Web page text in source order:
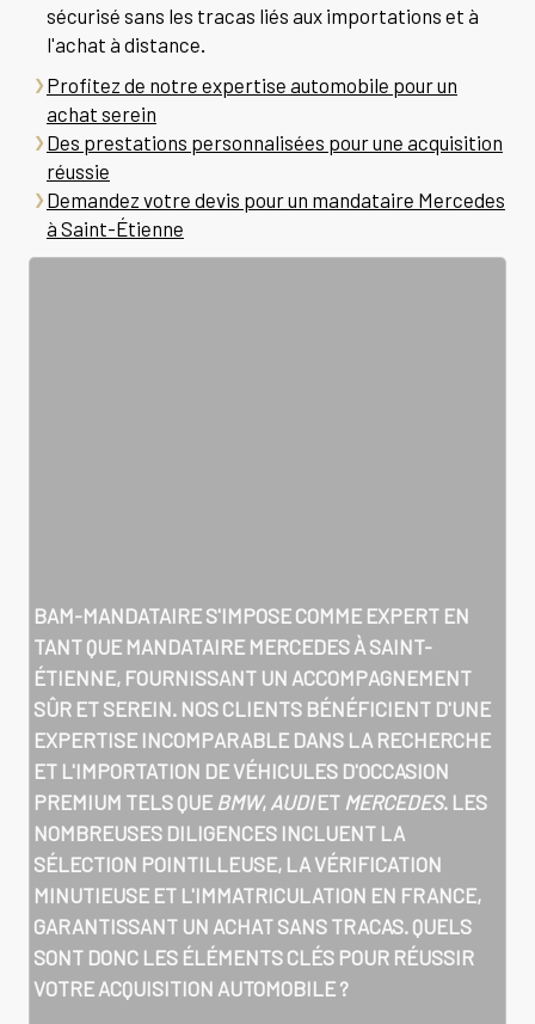
sécurisé sans les tracas liés aux importations et à
l'achat à distance.
Profitez de notre expertise automobile pour un
achat serein
Des prestations personnalisées pour une acquisition
réussie
Demandez votre devis pour un mandataire Mercedes
à Saint-Étienne
BAM-MANDATAIRE S'IMPOSE COMME EXPERT EN
TANT QUE MANDATAIRE MERCEDES À SAINT-
ÉTIENNE, FOURNISSANT UN ACCOMPAGNEMENT
SÛR ET SEREIN. NOS CLIENTS BÉNÉFICIENT D'UNE
EXPERTISE INCOMPARABLE DANS LA RECHERCHE
ET L'IMPORTATION DE VÉHICULES D'OCCASION
PREMIUM TELS QUE BMW, AUDIET MERCEDES. LES
NOMBREUSES DILIGENCES INCLUENT LA
SÉLECTION POINTILLEUSE, LA VÉRIFICATION
MINUTIEUSE ET L'IMMATRICULATION EN FRANCE,
GARANTISSANT UN ACHAT SANS TRACAS. QUELS
SONT DONC LES ÉLÉMENTS CLÉS POUR RÉUSSIR
VOTRE ACQUISITION AUTOMOBILE ?